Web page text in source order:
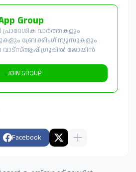
Group
വാർത്തകളും
ബ്രേക്കിംഗ് ന്യൂസുകളും
വാട്സ്ആപ്പ് ഗ്രൂപ്പിൽ ജോയിൻ
JOIN GROUP
Facebook